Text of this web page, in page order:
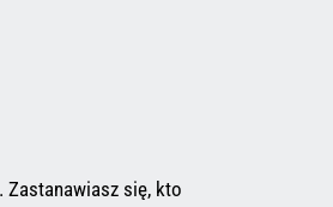
Zastanawiasz się, kto